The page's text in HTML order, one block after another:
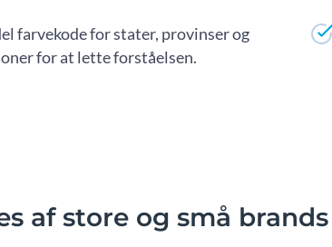
farvekode for stater, provinser og
for at lette forståelsen.
af store og små brands